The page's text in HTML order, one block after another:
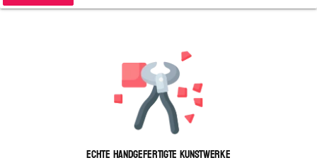
Echte handgefertigte Kunstwerke